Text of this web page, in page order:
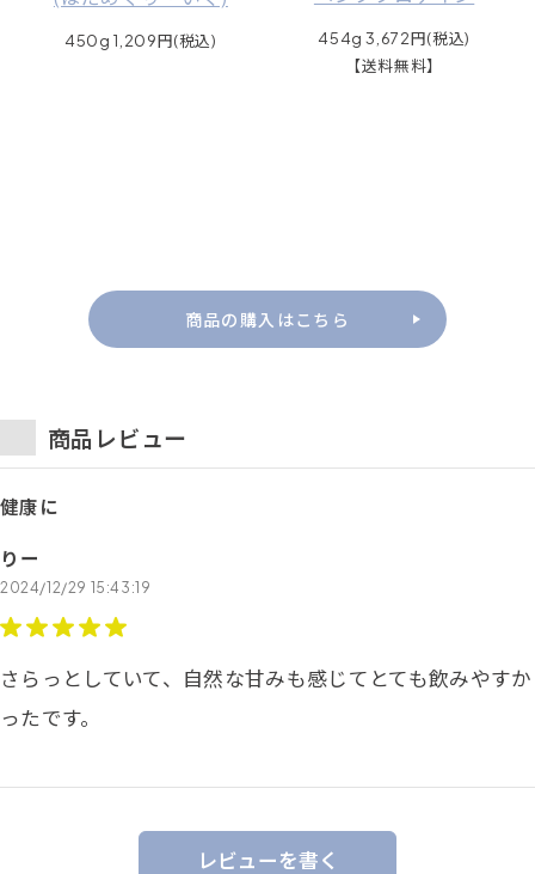
450g 1,209円(税込)
454g 3,672円(税込)
【送料無料】
商品の購入はこちら
商品レビュー
健康に
りー
2024/12/29 15:43:19
さらっとしていて、自然な甘みも感じてとても飲みやすか
ったです。
レビューを書く